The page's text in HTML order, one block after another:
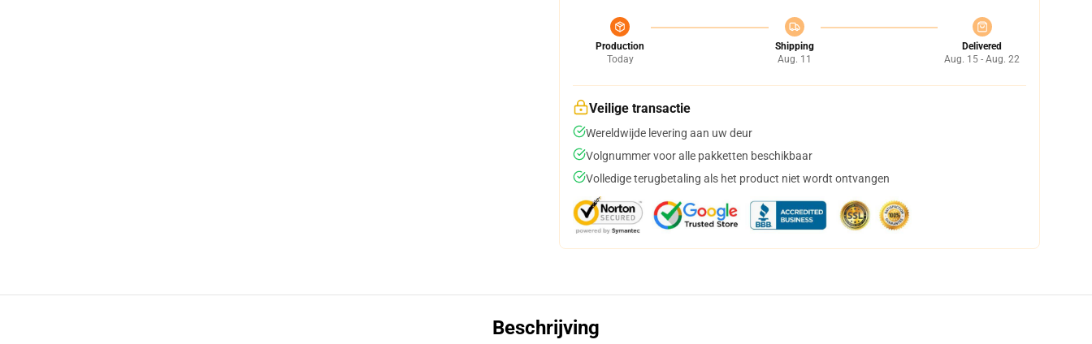
Production
Today
Shipping
Aug. 11
Delivered
Aug. 15 - Aug. 22
Veilige transactie
Wereldwijde levering aan uw deur
Volgnummer voor alle pakketten beschikbaar
Volledige terugbetaling als het product niet wordt ontvangen
Beschrijving